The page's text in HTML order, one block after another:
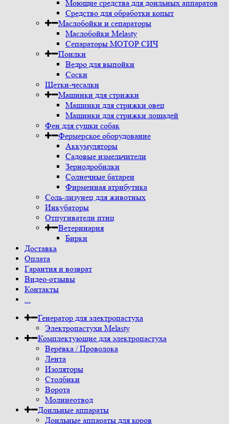
Моющие средства для доильных аппаратов
Средство для обработки копыт
Маслобойки и сепараторы
Маслобойки Melasty
Сепараторы МОТОР СИЧ
Поилки
Ведро для выпойки
Соски
Щетки-чесалки
Машинки для стрижки
Машинки для стрижки овец
Машинки для стрижки лошадей
Фен для сушки собак
Фермерское оборудование
Аккумуляторы
Садовые измельчители
Зернодробилки
Солнечные батареи
Фирменная атрибутика
Соль-лизунец для животных
Инкубаторы
Отпугиватели птиц
Ветеринария
Бирки
Доставка
Оплата
Гарантия и возврат
Видео-отзывы
Контакты
...
Генератор для электропастуха
Электропастухи Melasty
Комплектующие для электропастуха
Верёвка / Проволока
Лента
Изоляторы
Столбики
Ворота
Молниеотвод
Доильные аппараты
Доильные аппараты для коров